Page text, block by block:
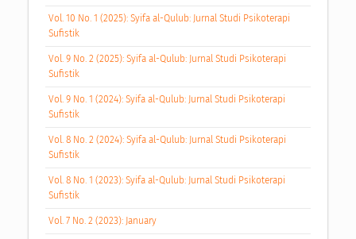
Vol. 10 No. 1 (2025): Syifa al-Qulub: Jurnal Studi Psikoterapi
Sufistik
Vol. 9 No. 2 (2025): Syifa al-Qulub: Jurnal Studi Psikoterapi
Sufistik
Vol. 9 No. 1 (2024): Syifa al-Qulub: Jurnal Studi Psikoterapi
Sufistik
Vol. 8 No. 2 (2024): Syifa al-Qulub: Jurnal Studi Psikoterapi
Sufistik
Vol. 8 No. 1 (2023): Syifa al-Qulub: Jurnal Studi Psikoterapi
Sufistik
Vol. 7 No. 2 (2023): January